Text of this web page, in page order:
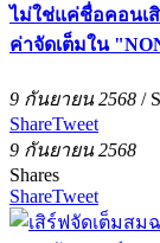
ไม่ใช่แค่ชื่อคอนเ
ค่าจัดเต็มใน
9 กันยายน 2568 /
ShareTweet
9 กันยายน 2568
Shares
ShareTweet